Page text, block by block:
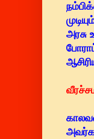
அரசு